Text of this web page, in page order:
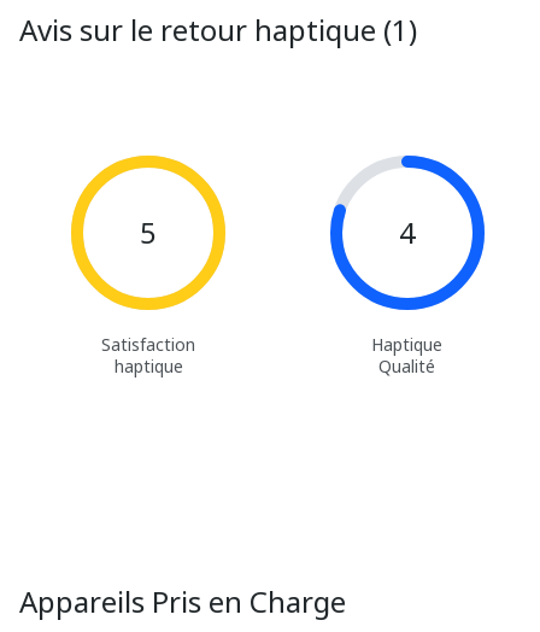
Avis sur le retour haptique (1)
5
Satisfaction
haptique
4
Haptique
Qualité
Appareils Pris en Charge